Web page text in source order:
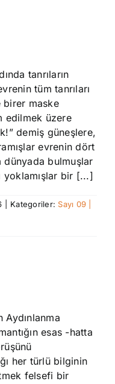
tanrıların
tüm tanrıları
birer maske
edilmek üzere
demiş güneşlere,
evrenin dört
dünyada bulmuşlar
yoklamışlar bir [...]
Kategoriler: Sayı 09 |
Aydınlanma
esas -hatta
her türlü bilginin
felsefi bir